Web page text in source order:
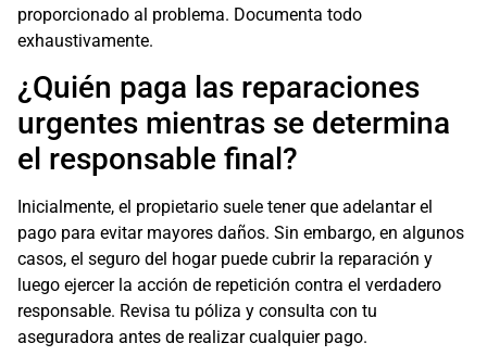
proporcionado al problema. Documenta todo
exhaustivamente.
¿Quién paga las reparaciones
urgentes mientras se determina
el responsable final?
Inicialmente, el propietario suele tener que adelantar el
pago para evitar mayores daños. Sin embargo, en algunos
casos, el seguro del hogar puede cubrir la reparación y
luego ejercer la acción de repetición contra el verdadero
responsable. Revisa tu póliza y consulta con tu
aseguradora antes de realizar cualquier pago.